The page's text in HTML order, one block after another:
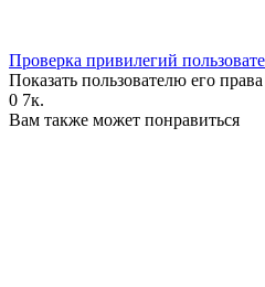
Проверка привилегий
Показать пользователю его
0 7к.
Вам также может понравиться